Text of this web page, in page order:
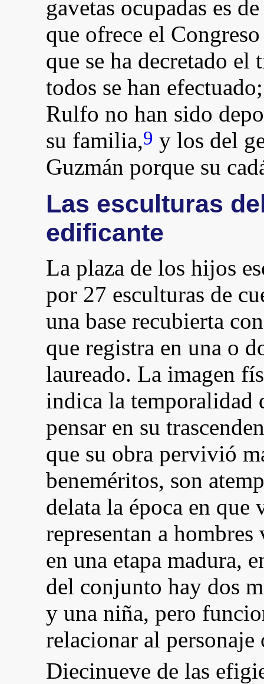
gavetas ocupadas es
que ofrece el
que se ha decretado el
todos se han
Rulfo no han sido
su familia,9 y los del
Guzmán porque su
Las esculturas
edificante
La plaza de los hijos
por 27 esculturas de
una base recubierta
que registra en una o
laureado. La imagen
indica la temporalidad
pensar en su
que su obra pervivió
beneméritos, son
delata la época en
representan a
en una etapa madura,
del conjunto hay dos
y una niña, pero
relacionar al
Diecinueve de las